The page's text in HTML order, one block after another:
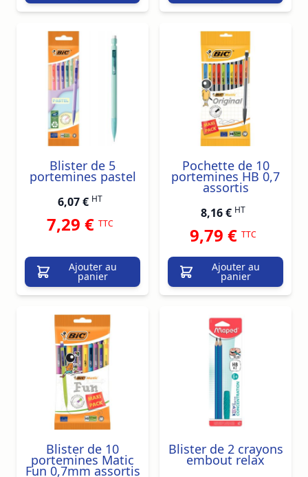
Blister de 5
portemines pastel
6,07 € HT
7,29 € TTC
Ajouter au
panier
Pochette de 10
portemines HB 0,7
assortis
8,16 € HT
9,79 € TTC
Ajouter au
panier
Blister de 10
portemines Matic
Fun 0,7mm assortis
Blister de 2 crayons
embout relax